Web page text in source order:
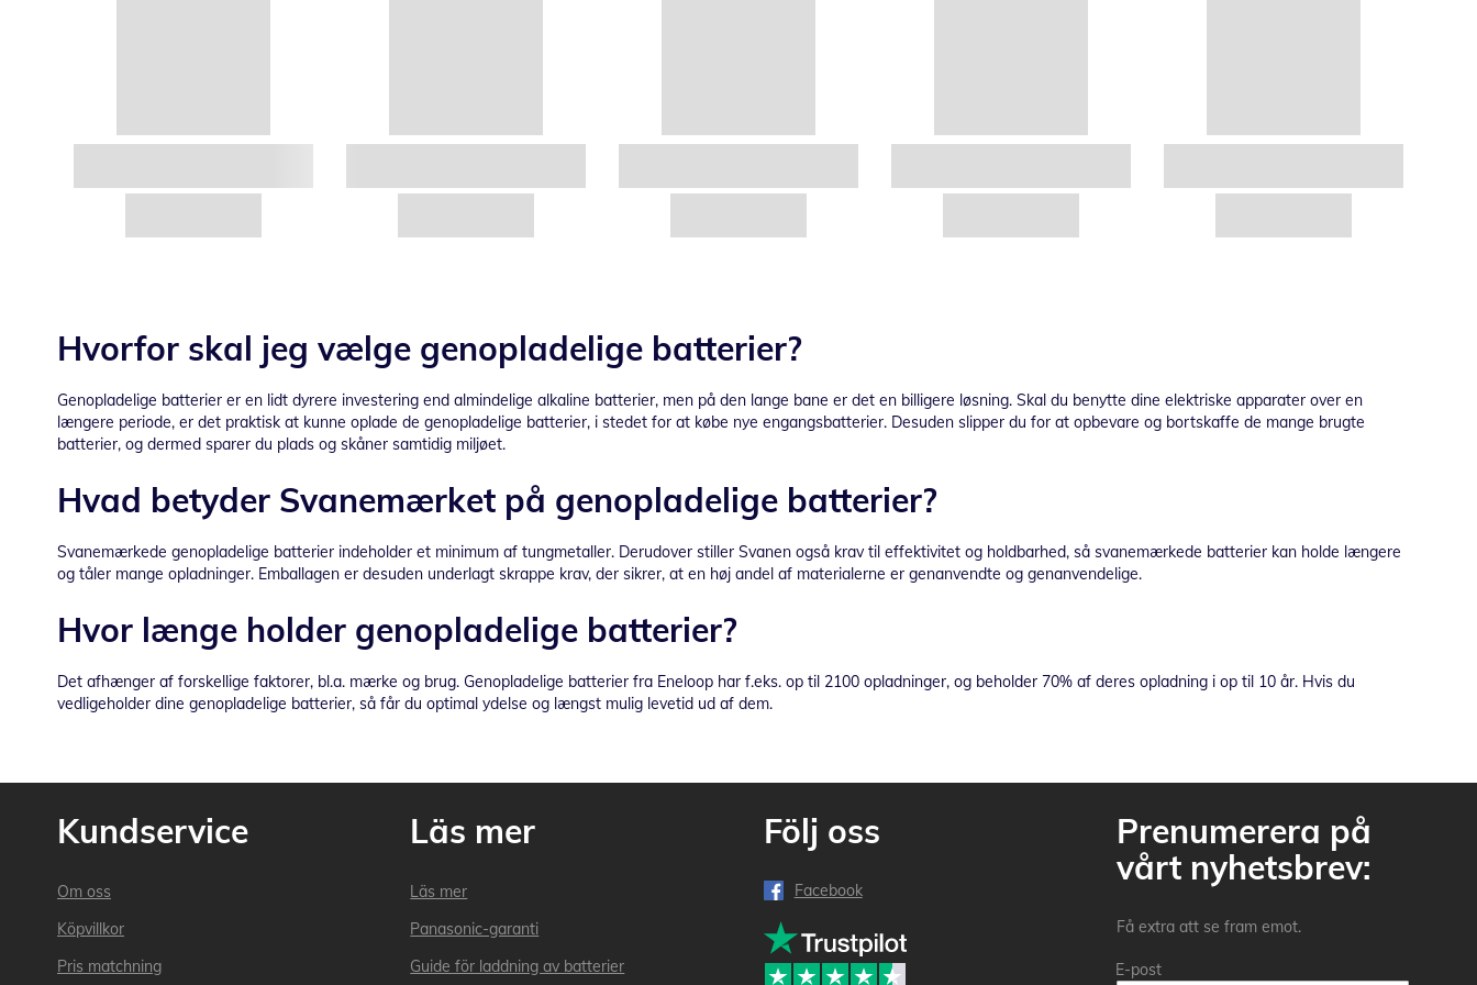
Hvorfor skal jeg vælge genopladelige batterier?
Genopladelige batterier er en lidt dyrere investering end almindelige alkaline batterier, men på den lange bane er det en billigere løsning. Skal du benytte dine elektriske apparater over en
længere periode, er det praktisk at kunne oplade de genopladelige batterier, i stedet for at købe nye engangsbatterier. Desuden slipper du for at opbevare og bortskaffe de mange brugte
batterier, og dermed sparer du plads og skåner samtidig miljøet.
Hvad betyder Svanemærket på genopladelige batterier?
Svanemærkede genopladelige batterier indeholder et minimum af tungmetaller. Derudover stiller Svanen også krav til effektivitet og holdbarhed, så svanemærkede batterier kan holde længere
og tåler mange opladninger. Emballagen er desuden underlagt skrappe krav, der sikrer, at en høj andel af materialerne er genanvendte og genanvendelige.
Hvor længe holder genopladelige batterier?
Det afhænger af forskellige faktorer, bl.a. mærke og brug. Genopladelige batterier fra Eneloop har f.eks. op til 2100 opladninger, og beholder 70% af deres opladning i op til 10 år. Hvis du
vedligeholder dine genopladelige batterier, så får du optimal ydelse og længst mulig levetid ud af dem.
Kundservice
Om oss
Köpvillkor
Pris matchning
Läs mer
Läs mer
Panasonic-garanti
Guide för laddning av batterier
Följ oss
Facebook
Prenumerera på
vårt nyhetsbrev:
Få extra att se fram emot.
E-post